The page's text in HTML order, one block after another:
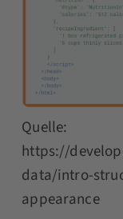
Quelle:
https://
data/intro-
appearance